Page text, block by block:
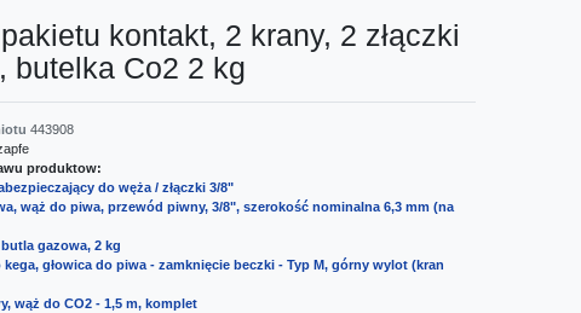
kontakt, 2 krany, 2 złączki
butelka Co2 2 kg
443908
produktow:
do węża / złączki 3/8"
wąż do piwa, przewód piwny, 3/8", szerokość nominalna 6,3 mm (na
gazowa, 2 kg
kega, głowica do piwa - zamknięcie beczki - Typ M, górny wylot (kran
wąż do CO2 - 1,5 m, komplet